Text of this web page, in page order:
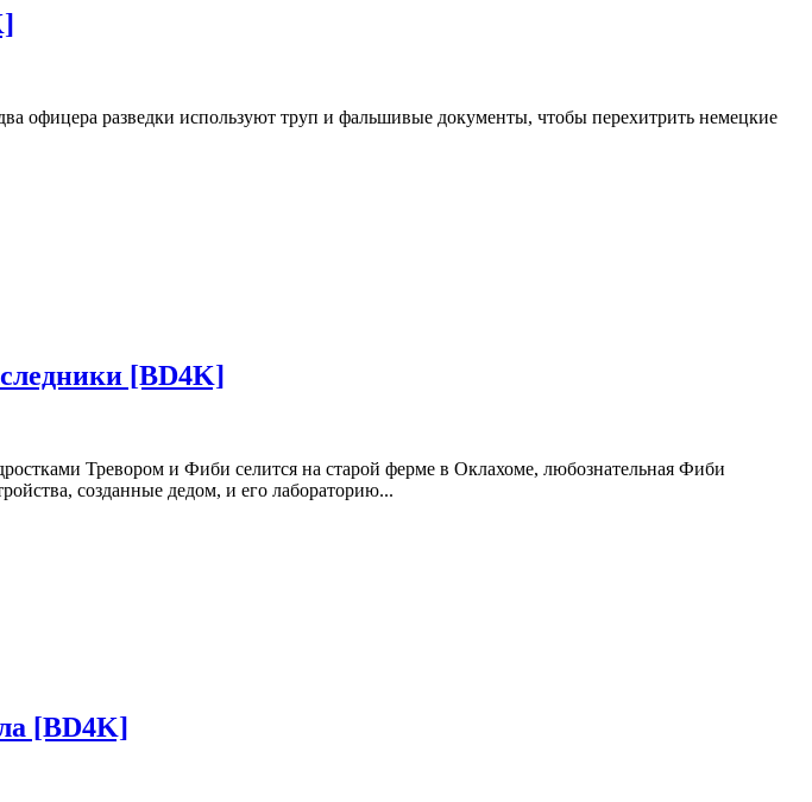
офицера разведки используют труп и фальшивые документы, чтобы перехитрить немецкие
[BD4K]
Тревором и Фиби селится на старой ферме в Оклахоме, любознательная Фиби
созданные дедом, и его лабораторию...
[BD4K]